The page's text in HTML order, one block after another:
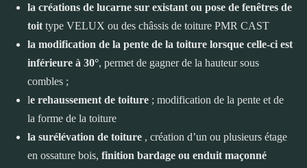
la créations de lucarne sur existant ou pose de fenêtres de
toit type VELUX ou des châssis de toiture PMR CAST
la modification de la pente de la toiture lorsque celle-ci est
inférieure à 30°, permet de gagner de la hauteur sous
combles ;
le rehaussement de toiture ; modification de la pente et de
la forme de la toiture
la surélévation de toiture , création d’un ou plusieurs étage
en ossature bois, finition bardage ou enduit maçonné